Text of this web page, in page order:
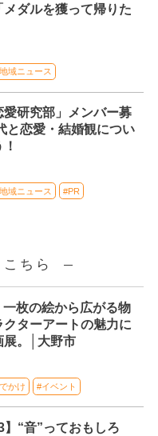
メダルを獲って帰りた
域ニュース
愛研究部」メンバー募
と恋愛・結婚観につい
域ニュース #PR
ちら
一枚の絵から広がる物
クターアートの魅力に
展。│大野市
かけ #イベント
】“音”っておもしろ